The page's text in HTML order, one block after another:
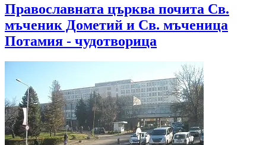
Православната църква почита Св.
мъченик Дометий и Св. мъченица
Потамия - чудотворица